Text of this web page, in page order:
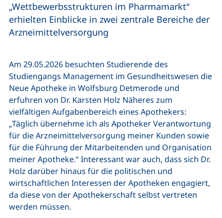
„Wettbewerbsstrukturen im Pharmamarkt“
erhielten Einblicke in zwei zentrale Bereiche der
Arzneimittelversorgung
Am 29.05.2026 besuchten Studierende des
Studiengangs Management im Gesundheitswesen die
Neue Apotheke in Wolfsburg Detmerode und
erfuhren von Dr. Karsten Holz Näheres zum
vielfältigen Aufgabenbereich eines Apothekers:
„Täglich übernehme ich als Apotheker Verantwortung
für die Arzneimittelversorgung meiner Kunden sowie
für die Führung der Mitarbeitenden und Organisation
meiner Apotheke.“ Interessant war auch, dass sich Dr.
Holz darüber hinaus für die politischen und
wirtschaftlichen Interessen der Apotheken engagiert,
da diese von der Apothekerschaft selbst vertreten
werden müssen.